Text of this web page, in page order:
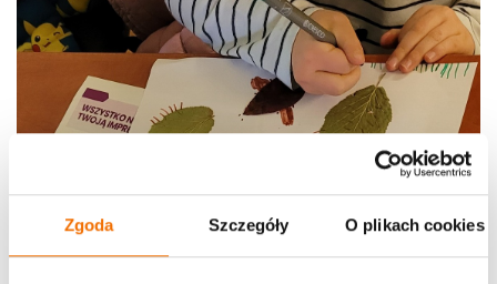
Zgoda Szczegóły O plikach cookies